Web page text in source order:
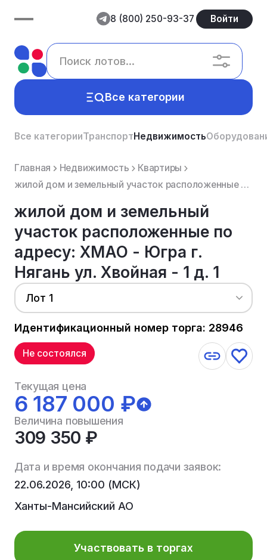
8 (800) 250-93-37 Войти
Все категории
Все категорииТранспортНедвижимость
Главная Недвижимость
Квартиры
жилой дом и земельный участок расположенные по адресу: ХМАО - Югра г. Нягань ул. Хвойная - 1 д. 1
жилой дом и земельный
участок расположенные по
адресу: ХМАО - Югра г.
Нягань ул. Хвойная - 1 д. 1
Лот 1
Идентификационный номер торга: 28946
Не состоялся
Текущая цена
6 187 000 ₽
Величина повышения
309 350 ₽
Дата и время окончания подачи заявок:
22.06.2026, 10:00 (МСК)
Ханты-Мансийский АО
Участвовать в торгах